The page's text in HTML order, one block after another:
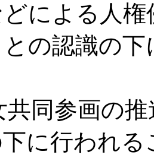
による人
の認識の
同参画の推
に行われる